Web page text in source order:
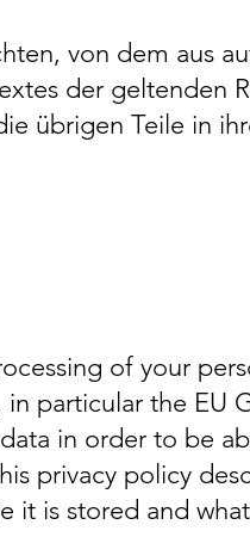
von dem aus
der geltenden
übrigen Teile in
of your
particular the EU
in order to be
privacy policy
it is stored and